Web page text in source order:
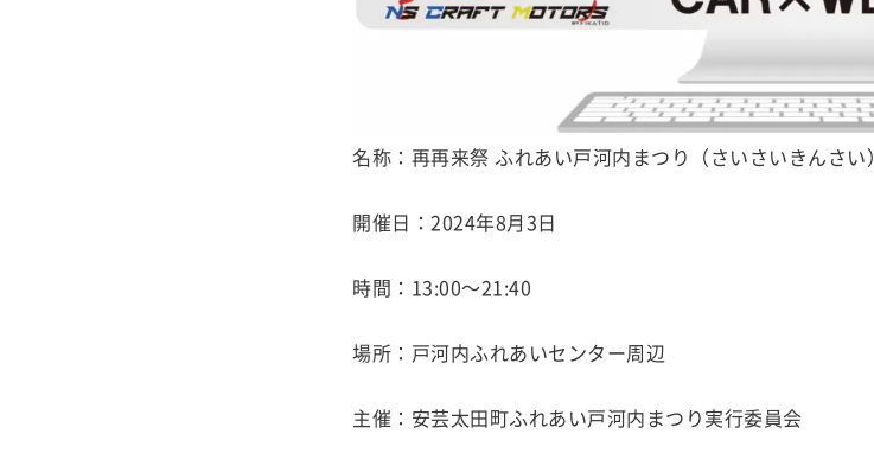
名称：再再来祭 ふれあい戸河内まつり（さいさいきんさい）
開催日：2024年8月3日
時間：13:00～21:40
場所：戸河内ふれあいセンター周辺
主催：安芸太田町ふれあい戸河内まつり実行委員会